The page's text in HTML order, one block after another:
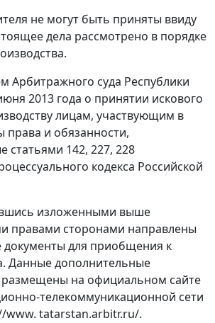
не могут быть приняты ввиду
дела рассмотрено в порядке
Арбитражного суда Республики
2013 года о принятии искового
лицам, участвующим в
права и обязанности,
статьями 142, 227, 228
кодекса Российской
изложенными выше
правами сторонами направлены
для приобщения к
Данные дополнительные
на официальном сайте
телекоммуникационной сети
www. tatarstan.arbitr.ru/.